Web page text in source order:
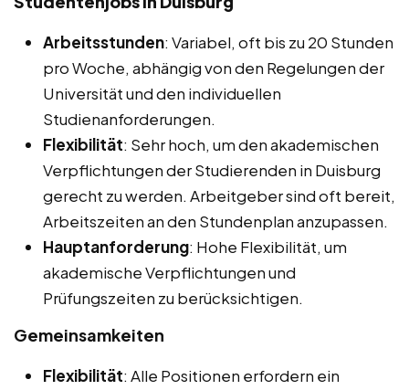
Arbeitsstunden: Variabel, oft bis zu 20 Stunden
pro Woche, abhängig von den Regelungen der
Universität und den individuellen
Studienanforderungen.
Flexibilität: Sehr hoch, um den akademischen
Verpflichtungen der Studierenden in Duisburg
gerecht zu werden. Arbeitgeber sind oft bereit,
Arbeitszeiten an den Stundenplan anzupassen.
Hauptanforderung: Hohe Flexibilität, um
akademische Verpflichtungen und
Prüfungszeiten zu berücksichtigen.
Gemeinsamkeiten
Flexibilität: Alle Positionen erfordern ein